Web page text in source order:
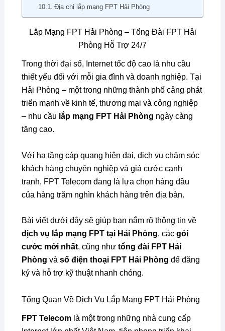
Địa chỉ lắp mạng FPT Hải Phòng
Lắp Mạng FPT Hải Phòng – Tổng Đài FPT Hải
Phòng Hỗ Trợ 24/7
Trong thời đại số, Internet tốc độ cao là nhu cầu
thiết yếu đối với mỗi gia đình và doanh nghiệp. Tại
Hải Phòng – một trong những thành phố cảng phát
triển mạnh về kinh tế, thương mại và công nghiệp
– nhu cầu lắp mạng FPT Hải Phòng ngày càng
tăng cao.
Với hạ tầng cáp quang hiện đại, dịch vụ chăm sóc
khách hàng chuyên nghiệp và giá cước cạnh
tranh, FPT Telecom đang là lựa chọn hàng đầu
của hàng trăm nghìn khách hàng trên địa bàn.
Bài viết dưới đây sẽ giúp bạn nắm rõ thông tin về
dịch vụ lắp mạng FPT tại Hải Phòng, các gói
cước mới nhất, cũng như tổng đài FPT Hải
Phòng và số điện thoại FPT Hải Phòng để đăng
ký và hỗ trợ kỹ thuật nhanh chóng.
Tổng Quan Về Dịch Vụ Lắp Mạng FPT Hải Phòng
FPT Telecomlà một trong những nhà cung cấp